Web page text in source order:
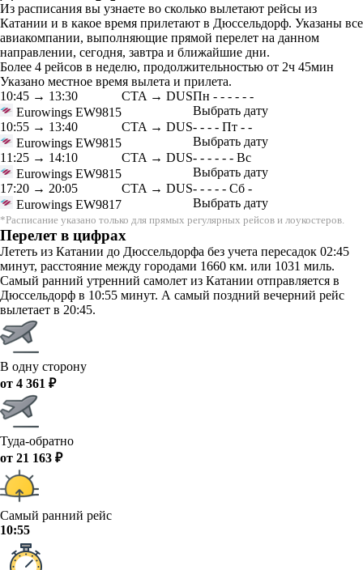
Из расписания вы узнаете во сколько вылетают рейсы из
Катании и в какое время прилетают в Дюссельдорф. Указаны все
авиакомпании, выполняющие прямой перелет на данном
направлении, сегодня, завтра и ближайшие дни.
Более 4 рейсов в неделю, продолжительностью от 2ч 45мин
Указано местное время вылета и прилета.
10:45 → 13:30
Eurowings EW9815
CTA → DUSПн - - - - - -
Выбрать дату
10:55 → 13:40
Eurowings EW9815
CTA → DUS- - - - Пт - -
Выбрать дату
11:25 → 14:10
Eurowings EW9815
CTA → DUS- - - - - - Вс
Выбрать дату
17:20 → 20:05
Eurowings EW9817
CTA → DUS- - - - - Сб -
Выбрать дату
*Расписание указано только для прямых регулярных рейсов и лоукостеров.
Перелет в цифрах
Лететь из Катании до Дюссельдорфа без учета пересадок 02:45
минут, расстояние между городами 1660 км. или 1031 миль.
Самый ранний утренний самолет из Катании отправляется в
Дюссельдорф в 10:55 минут. А самый поздний вечерний рейс
вылетает в 20:45.
В одну сторону
от 4 361 ₽
Туда-обратно
от 21 163 ₽
Самый ранний рейс
10:55